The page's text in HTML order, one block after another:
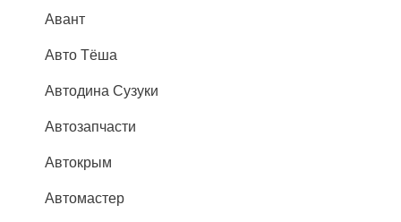
Авант
Авто Тёша
Автодина Сузуки
Автозапчасти
Автокрым
Автомастер